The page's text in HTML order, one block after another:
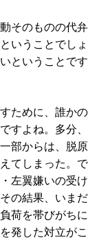
そのものの代弁
いうことでしょ
ということです
ために、誰かの
すよね。多分、
部からは、脱原
てしまった。で
左翼嫌いの受け
の結果、いまだ
荷を帯びがちに
発した対立がこ